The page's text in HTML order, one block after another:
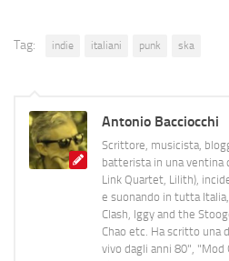
Tag: indie italiani punk ska
Antonio Bacciocchi
Scrittore, musicista,
batterista in una ventina
Link Quartet, Lilith),
e suonando in tutta
Clash, Iggy and the
Chao etc. Ha scritto una
vivo dagli anni 80", "Mod